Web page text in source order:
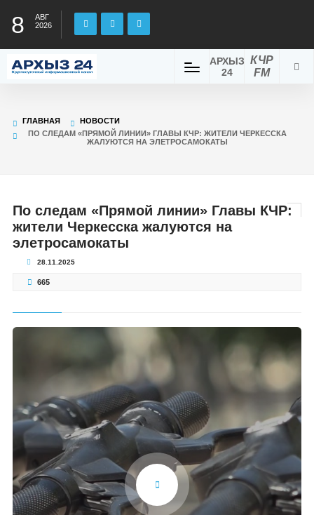
8
АВГ
2026
КЧР
FM
АРХЫЗ
24
ГЛАВНАЯ
НОВОСТИ
ПО СЛЕДАМ «ПРЯМОЙ ЛИНИИ» ГЛАВЫ КЧР: ЖИТЕЛИ ЧЕРКЕССКА
ЖАЛУЮТСЯ НА ЭЛЕТРОСАМОКАТЫ
По следам «Прямой линии» Главы КЧР:
жители Черкесска жалуются на
элетросамокаты
28.11.2025
665